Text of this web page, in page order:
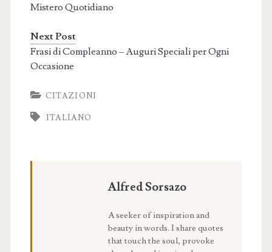
Mistero Quotidiano
Next Post
Frasi di Compleanno – Auguri Speciali per Ogni
Occasione
CITAZIONI
ITALIANO
Alfred Sorsazo
A seeker of inspiration and
beauty in words. I share quotes
that touch the soul, provoke